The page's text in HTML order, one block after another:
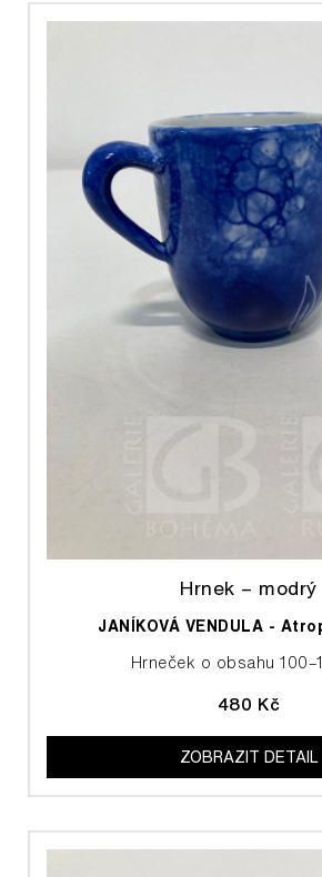
Hrnek – modrý
JANÍKOVÁ VENDULA -
Hrneček o obsahu
480 Kč
ZOBRAZIT DETAIL